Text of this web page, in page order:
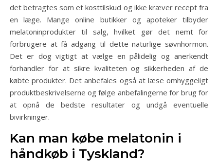
det betragtes som et kosttilskud og ikke kræver recept fra
en læge. Mange online butikker og apoteker tilbyder
melatoninprodukter til salg, hvilket gør det nemt for
forbrugere at få adgang til dette naturlige søvnhormon.
Det er dog vigtigt at vælge en pålidelig og anerkendt
forhandler for at sikre kvaliteten og sikkerheden af de
købte produkter. Det anbefales også at læse omhyggeligt
produktbeskrivelserne og følge anbefalingerne for brug for
at opnå de bedste resultater og undgå eventuelle
bivirkninger.
Kan man købe melatonin i
håndkøb i Tyskland?